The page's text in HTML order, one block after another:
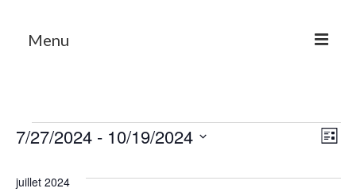
Menu
Le Point Commun
Visites
Évènements
par
de
Liste
7/27/2024 - 10/19/2024
date.
juillet 2024